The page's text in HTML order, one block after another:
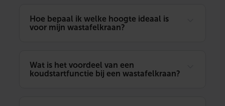
Hoe bepaal ik welke hoogte ideaal is
voor mijn wastafelkraan?
Wat is het voordeel van een
koudstartfunctie bij een wastafelkraan?